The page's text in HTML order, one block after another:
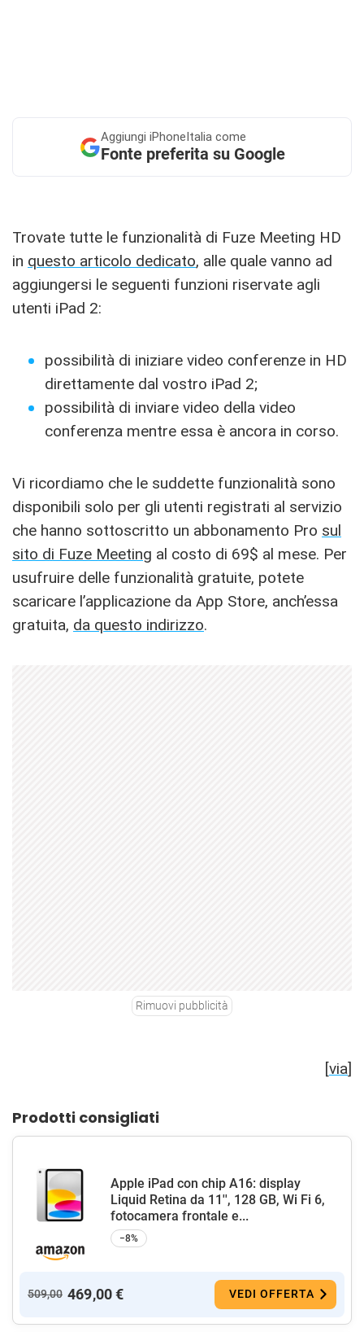
Aggiungi iPhoneItalia come
Fonte preferita su Google
Trovate tutte le funzionalità di Fuze Meeting HD
in questo articolo dedicato, alle quale vanno ad
aggiungersi le seguenti funzioni riservate agli
utenti iPad 2:
possibilità di iniziare video conferenze in HD
direttamente dal vostro iPad 2;
possibilità di inviare video della video
conferenza mentre essa è ancora in corso.
Vi ricordiamo che le suddette funzionalità sono
disponibili solo per gli utenti registrati al servizio
che hanno sottoscritto un abbonamento Pro sul
sito di Fuze Meeting al costo di 69$ al mese. Per
usufruire delle funzionalità gratuite, potete
scaricare l’applicazione da App Store, anch’essa
gratuita, da questo indirizzo.
Rimuovi pubblicità
[via]
Prodotti consigliati
Apple iPad con chip A16: display
Liquid Retina da 11'', 128 GB, Wi Fi 6,
fotocamera frontale e...
−8%
509,00 469,00 € VEDI OFFERTA